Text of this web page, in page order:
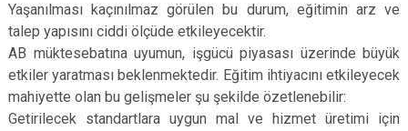
Yaşanılması kaçınılmaz görülen bu durum, eğitimin arz ve
talep yapısını ciddi ölçüde etkileyecektir.
AB müktesebatına uyumun, işgücü piyasası üzerinde büyük
etkiler yaratması beklenmektedir. Eğitim ihtiyacını etkileyecek
mahiyette olan bu gelişmeler şu şekilde özetlenebilir:
Getirilecek standartlara uygun mal ve hizmet üretimi için